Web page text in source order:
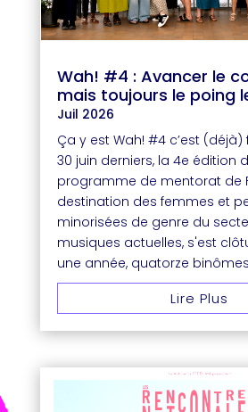
Wah! #4 : Avancer le
mais toujours le poing
Juil 2026
Ça y est Wah! #4 c’est (déjà)
30 juin derniers, la 4e édition
programme de mentorat de
destination des femmes et
minorisées de genre du
musiques actuelles, s'est
une année, quatorze
Lire Plus